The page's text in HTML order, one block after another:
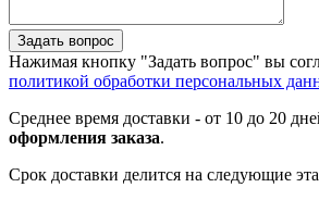
Задать вопрос
Нажимая кнопку "Задать вопрос" вы
политикой обработки персональных
Среднее время доставки - от 10 до 20
оформления заказа.
Срок доставки делится на следующие